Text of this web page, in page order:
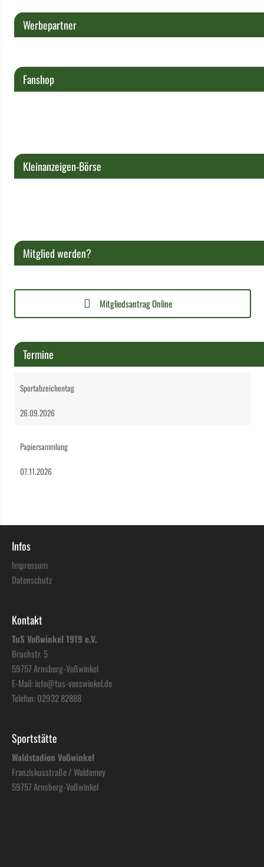
Werbepartner
Fanshop
Kleinanzeigen-Börse
Mitglied werden?
Mitgliedsantrag Online
Termine
Sportabzeichentag
26.09.2026
Papiersammlung
07.11.2026
Infos
Impressum
Datenschutz
Kontakt
TuS Voßwinkel 1919 e.V.
Bruchstr. 5
59757 Arnsberg-Voßwinkel
E-Mail:info@tus-vosswinkel.de
Telefon:02932 82888
Sportstätte
Waldstadion Voßwinkel
Franziskusstraße / Waldemey
59757 Arnsberg-Voßwinkel